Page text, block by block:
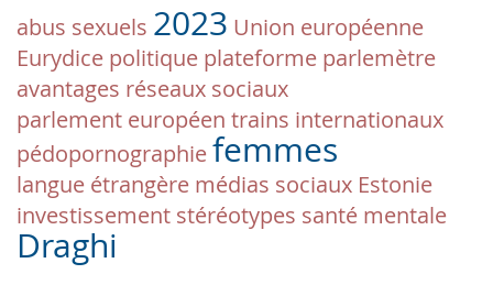
abus sexuels 2023 Union européenne
Eurydice politique plateforme parlemètre
avantages réseaux sociaux
parlement européen trains internationaux
pédopornographiefemmes
langue étrangère médias sociaux Estonie
investissement stéréotypes santé mentale
Draghi